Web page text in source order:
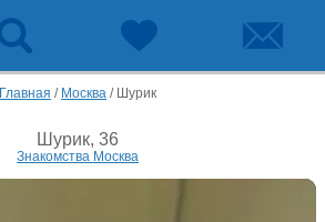
Главная / Москва / Шурик
Шурик, 36
Знакомства Москва